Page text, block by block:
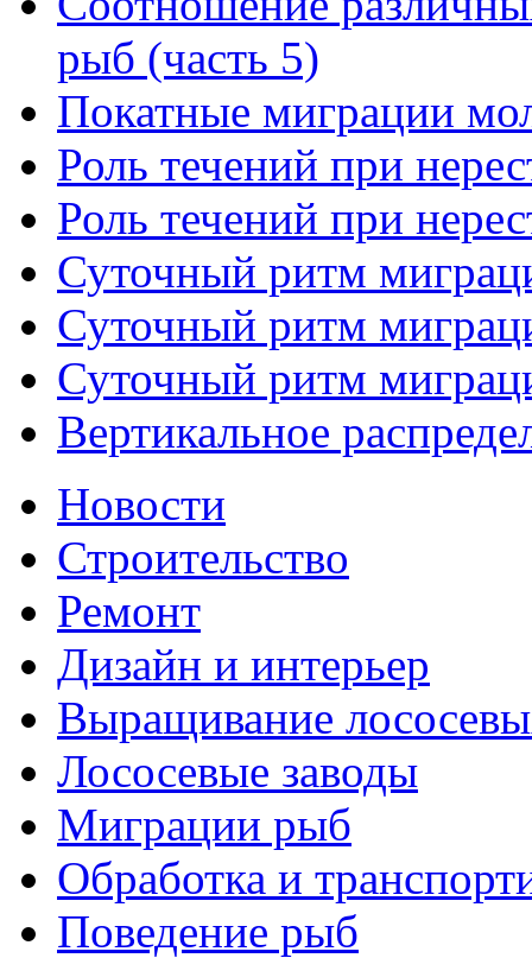
рыб (часть 5)
Покатные миграции
Роль течений при
Роль течений при
Суточный ритм
Суточный ритм
Суточный ритм
Вертикальное
Новости
Строительство
Ремонт
Дизайн и интерьер
Выращивание
Лососевые заводы
Миграции рыб
Обработка и
Поведение рыб